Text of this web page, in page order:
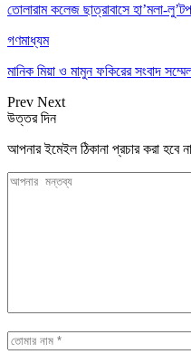
তোলারাম কলেজ ছাত্রাবাসে হা’মলা-
গণমাধ্যম
মানিক মিয়া ও মামুন ফকিরের সংবাদ
Prev Next
উত্তর দিন
আপনার ইমেইল ঠিকানা প্রচার করা হবে